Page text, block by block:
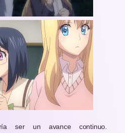
ser un avance continuo.